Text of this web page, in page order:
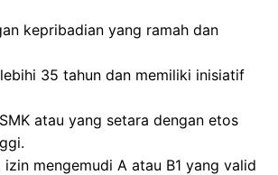
kepribadian yang ramah dan
35 tahun dan memiliki inisiatif
atau yang setara dengan etos
mengemudi A atau B1 yang valid